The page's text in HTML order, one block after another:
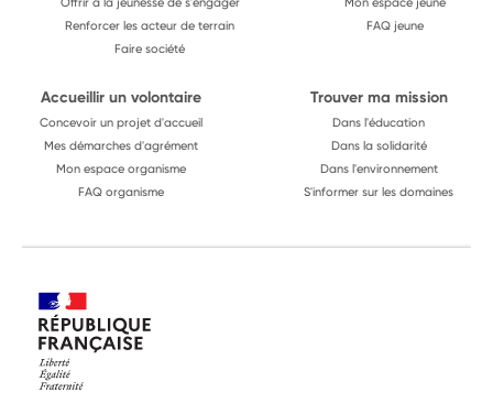
Renforcer les acteur de terrain
Faire société
FAQ jeune
Accueillir un volontaire
Concevoir un projet d'accueil
Mes démarches d'agrément
Mon espace organisme
FAQ organisme
Trouver ma mission
Dans l'éducation
Dans la solidarité
Dans l'environnement
S'informer sur les domaines